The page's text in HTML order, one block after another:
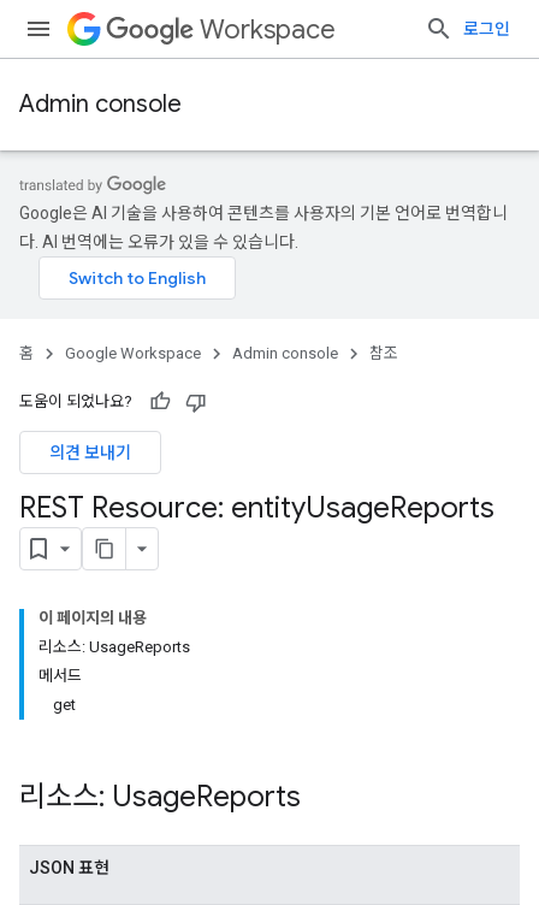
Workspace 로그인
Admin console
Google은 AI 기술을 사용하여 콘텐츠를 사용자의 기본 언어로 번역합니
다. AI 번역에는 오류가 있을 수 있습니다.
홈 Google Workspace Admin console 참조
도움이 되었나요?
의견 보내기
REST Resource: entityUsageReports
이 페이지의 내용
리소스: UsageReports
메서드
get
리소스: UsageReports
JSON 표현